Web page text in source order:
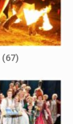
(67)